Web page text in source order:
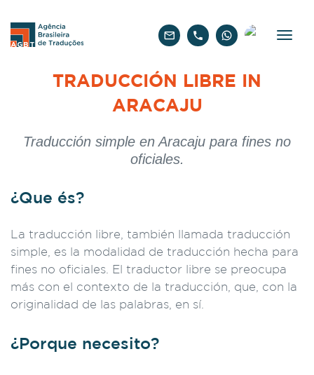
TRADUCCIÓN LIBRE IN
ARACAJU
Traducción simple en Aracaju para fines no
oficiales.
¿Que és?
La traducción libre, también llamada traducción
simple, es la modalidad de traducción hecha para
fines no oficiales. El traductor libre se preocupa
más con el contexto de la traducción, que, con la
originalidad de las palabras, en sí.
¿Porque necesito?